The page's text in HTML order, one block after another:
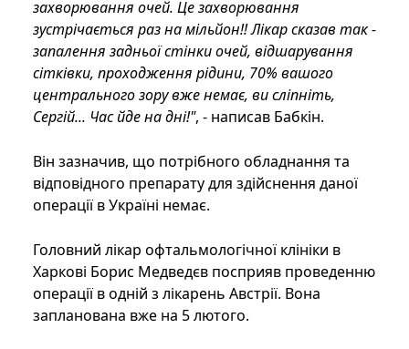
захворювання очей. Це захворювання
зустрічається раз на мільйон!! Лікар сказав так -
запалення задньої стінки очей, відшарування
сітківки, проходження рідини, 70% вашого
центрального зору вже немає, ви сліпніть,
Сергій... Час йде на дні!", - написав Бабкін.
Він зазначив, що потрібного обладнання та
відповідного препарату для здійснення даної
операції в Україні немає.
Головний лікар офтальмологічної клініки в
Харкові Борис Медведєв посприяв проведенню
операції в одній з лікарень Австрії. Вона
запланована вже на 5 лютого.